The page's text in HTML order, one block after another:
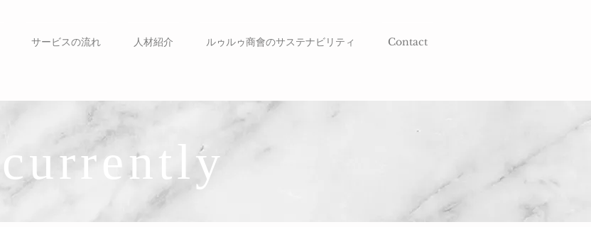
サービスの流れ 人材紹介 ルゥルゥ商會のサステナビリティ Contact
currently